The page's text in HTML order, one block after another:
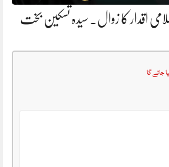
اقدار کا زوال. سیدہ تسکین بخت
جائے گا